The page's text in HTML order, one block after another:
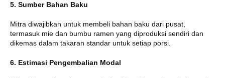
5. Sumber Bahan Baku
Mitra diwajibkan untuk membeli bahan baku dari pusat,
termasuk mie dan bumbu ramen yang diproduksi sendiri dan
dikemas dalam takaran standar untuk setiap porsi.
6. Estimasi Pengembalian Modal